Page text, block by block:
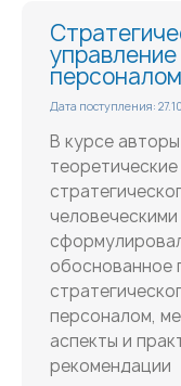
управление
персоналом
Дата поступления:
В курсе
обоснованное
персоналом,
аспекты и
рекомендации